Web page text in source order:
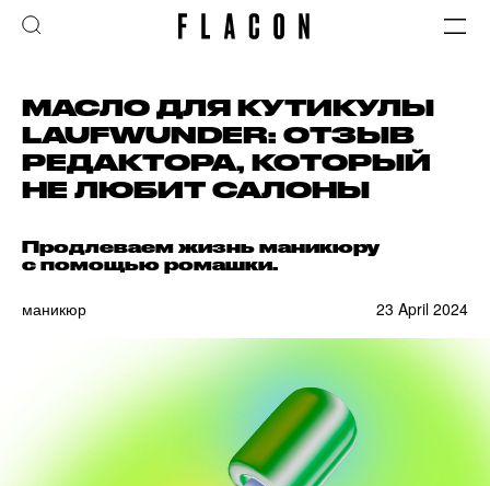
МАСЛО ДЛЯ КУТИКУЛЫ
LAUFWUNDER: ОТЗЫВ
РЕДАКТОРА, КОТОРЫЙ
НЕ ЛЮБИТ САЛОНЫ
Продлеваем жизнь маникюру
с помощью ромашки.
маникюр 23 April 2024